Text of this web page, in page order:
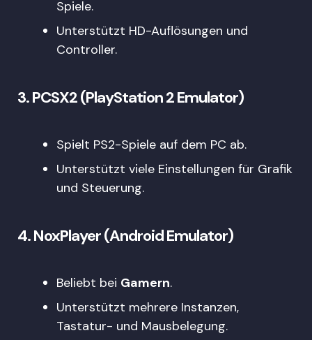
Spiele.
Unterstützt HD-Auflösungen und
Controller.
3.PCSX2 (PlayStation 2 Emulator)
Spielt PS2-Spiele auf dem PC ab.
Unterstützt viele Einstellungen für Grafik
und Steuerung.
4.NoxPlayer (Android Emulator)
Beliebt bei Gamern.
Unterstützt mehrere Instanzen,
Tastatur- und Mausbelegung.